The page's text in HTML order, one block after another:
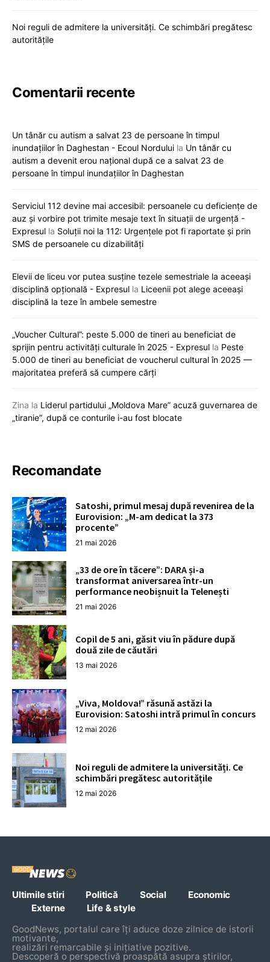
Noi reguli de admitere la universități. Ce schimbări pregătesc
autoritățile
Comentarii recente
Un tânăr cu autism a salvat 23 de persoane în timpul
inundațiilor în Daghestan - Ecoul Nordului la Un tânăr cu
autism a devenit erou național după ce a salvat 23 de
persoane în timpul inundațiilor în Daghestan
Serviciul 112 devine mai accesibil: persoanele cu deficiențe de
auz și vorbire pot trimite mesaje text în situații de urgență -
Expresul la Soluții noi la 112: Urgențele pot fi raportate și prin
SMS de persoanele cu dizabilități
Elevii de liceu vor putea susține tezele semestriale la aceeași
disciplină opțională - Expresul la Liceenii pot alege aceeași
disciplină la teze în ambele semestre
„Voucher Cultural”: peste 5.000 de tineri au beneficiat de
sprijin pentru activități culturale în 2025 - Expresul la Peste
5.000 de tineri au beneficiat de voucherul cultural în 2025 —
majoritatea preferă să cumpere cărți
Zina la Liderul partidului „Moldova Mare” acuză guvernarea de
„tiranie”, după ce conturile i-au fost blocate
Recomandate
Satoshi, primul mesaj după revenirea de la
Eurovision: „M-am dedicat la 373
procente”
21 mai 2026
„33 de ore în tăcere”: DARA și-a
transformat aniversarea într-un
performance neobișnuit la Telenești
21 mai 2026
Copil de 5 ani, găsit viu în pădure după
două zile de căutări
13 mai 2026
„Viva, Moldova!” răsună astăzi la
Eurovision: Satoshi intră primul în concurs
12 mai 2026
Noi reguli de admitere la universități. Ce
schimbări pregătesc autoritățile
12 mai 2026
Ultimile stiri Politică Social
Economic
Externe
Life & style
GoodNews, portalul care îți aduce doze zilnice de istorii
motivante,
realizări remarcabile și inițiative pozitive.
Descoperă o perspectivă proaspătă asupra știrilor,